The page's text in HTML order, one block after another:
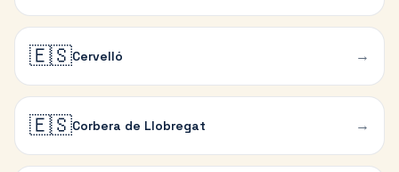
🇪🇸Cervelló →
🇪🇸Corbera de Llobregat →